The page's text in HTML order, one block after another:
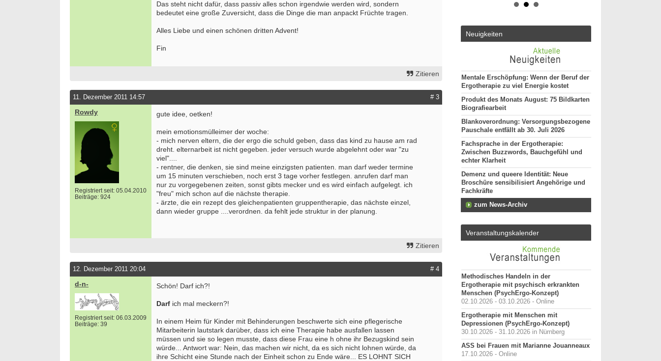
Das steht nicht dafür, dass passiv alles schon irgendwie werden wird, sondern
bedeutet eine große Zuversicht, dass die Dinge die man anpackt Früchte tragen.
Alles Liebe und einen schönen dritten Advent!
Fin
Zitieren
11. Dezember 2011 14:57 # 3
Rowdy
Registriert seit: 05.04.2010
Beiträge: 924
gute idee, oetken!
mein emotionsmülleimer der woche:
- mich nerven eltern, die der ergo die schuld geben, dass das kind zu hause am rad
dreht. elternarbeit ist nicht gegeben. jeder versuch wurde abgelehnt oder war "zu
viel"....
- rentner, die denken, sie sind meine einzigsten patienten. man darf weder termine
um 15 minuten verschieben, noch erst 3 tage vorher festlegen. anrufen darf man
nur zu vorgegebenen zeiten, sonst gibts mecker und es wird einfach aufgelegt. ich
"freu" mich schon auf die nächste therapie.
- ärzte, die ein rezept des gleichenpatienten gruppentherapie, das nächste einzel,
dann wieder gruppe ....verordnen. da fehlt jede struktur in der planung.
Zitieren
12. Dezember 2011 20:04 # 4
d-n-
Registriert seit: 06.03.2009
Beiträge: 39
Schön! Darf ich?!
Darf ich mal meckern?!
In einem Heim für Kinder mit Behinderungen beschwerte sich eine pflegerische
Mitarbeiterin lautstark darüber, dass ich eine Therapie habe ausfallen lassen
müssen und sie so legen musste, dass diese Frau eine h ohne ihr Bezugskind sein
würde... Antwort war: Nein, das machen wir nicht, da es sich nicht lohnen würde, da
ihre Schicht eine Stunde nach der Einheit schon zu Ende wäre... ES LOHNT SICH
Ergotherapeut (m/w/d) Köln
Neuigkeiten
Mentale Erschöpfung: Wenn der Beruf der
Ergotherapie zu viel Energie kostet
Produkt des Monats August: 75 Bildkarten
Biografiearbeit
Blankoverordnung: Versorgungsbezogene
Pauschale entfällt ab 30. Juli 2026
Fachsprache in der Ergotherapie:
Zwischen Buzzwords, Bauchgefühl und
echter Klarheit
Demenz und queere Identität: Neue
Broschüre sensibilisiert Angehörige und
Fachkräfte
zum News-Archiv
Veranstaltungskalender
Methodisches Handeln in der
Ergotherapie mit psychisch erkrankten
Menschen (PsychErgo-Konzept)
02.10.2026 - 03.10.2026 - Online
Ergotherapie mit Menschen mit
Depressionen (PsychErgo-Konzept)
30.10.2026 - 31.10.2026 in Nürnberg
ASS bei Frauen mit Marianne Jouanneaux
17.10.2026 - Online